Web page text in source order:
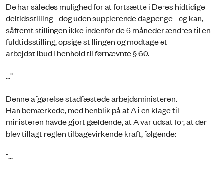
De har således mulighed for at fortsætte i Deres hidtidige
deltidsstilling - dog uden supplerende dagpenge - og kan,
såfremt stillingen ikke indenfor de 6 måneder ændres til en
fuldtidsstilling, opsige stillingen og modtage et
arbejdstilbud i henhold til førnævnte § 60.
..."
Denne afgørelse stadfæstede arbejdsministeren.
Han bemærkede, med henblik på at A i en klage til
ministeren havde gjort gældende, at A var udsat for, at der
blev tillagt reglen tilbagevirkende kraft, følgende:
"...